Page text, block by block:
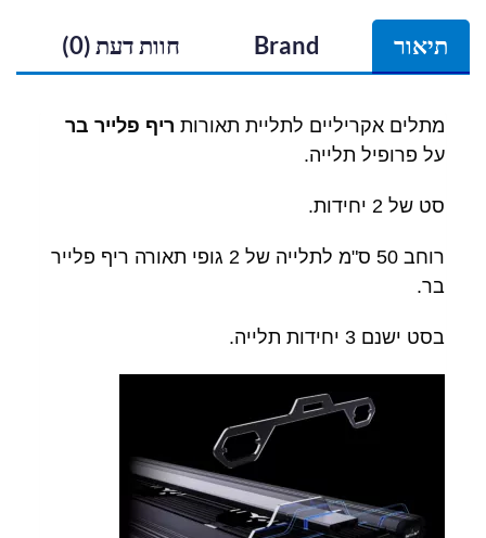
תיאור Brand חוות דעת (0)
מתלים אקריליים לתליית תאורות ריף פלייר בר
על פרופיל תלייה.
סט של 2 יחידות.
רוחב 50 ס"מ לתלייה של 2 גופי תאורה ריף פלייר
בר.
בסט ישנם 3 יחידות תלייה.